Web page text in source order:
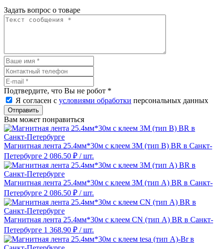
Задать вопрос о товаре
Подтвердите, что Вы не робот *
Я согласен с условиями обработки персональных данных
Отправить
Вам может понравиться
Магнитная лента 25.4мм*30м с клеем 3M (тип B) BR в Санкт-
Петербурге 2 086.50 ₽ / шт.
Магнитная лента 25.4мм*30м с клеем 3M (тип A) BR в Санкт-
Петербурге 2 086.50 ₽ / шт.
Магнитная лента 25.4мм*30м с клеем CN (тип A) BR в Санкт-
Петербурге 1 368.90 ₽ / шт.